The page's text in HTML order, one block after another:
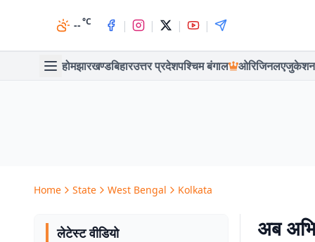
--°C | | | |
होमझारखण्डबिहारउत्तर प्रदेशपश्चिम बंगाल ओरिजिनलएजुकेशन
Home State West Bengal Kolkata
लेटेस्ट वीडियो
अब